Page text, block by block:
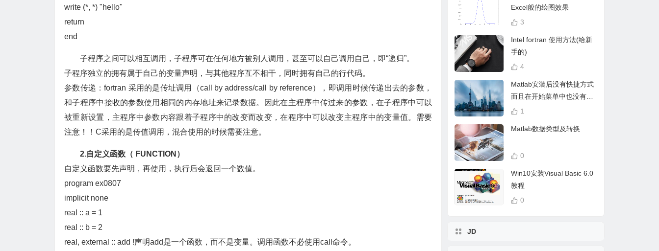
write (*, *) "hello"
return
end
子程序之间可以相互调用，子程序可在任何地方被别人调用，甚至可以自己调用自己，即“递归”。
子程序独立的拥有属于自己的变量声明，与其他程序互不相干，同时拥有自己的行代码。
参数传递：fortran 采用的是传址调用（call by address/call by reference），即调用时候传递出去的参数，
和子程序中接收的参数使用相同的内存地址来记录数据。因此在主程序中传过来的参数，在子程序中可以
被重新设置，主程序中参数内容跟着子程序中的改变而改变，在程序中可以改变主程序中的变量值。需要
注意！！C采用的是传值调用，混合使用的时候需要注意。
2.自定义函数（ FUNCTION）
自定义函数要先声明，再使用，执行后会返回一个数值。
program ex0807
implicit none
real :: a = 1
real :: b = 2
real, external :: add !声明add是一个函数，而不是变量。调用函数不必使用call命令。
Excel般的绘图效果
3
Intel fortran 使用方法(给新
手的)
4
Matlab安装后没有快捷方式
而且在开始菜单中也没有的
解决方法
1
Matlab数据类型及转换
0
Win10安装Visual Basic 6.0
教程
0
JD